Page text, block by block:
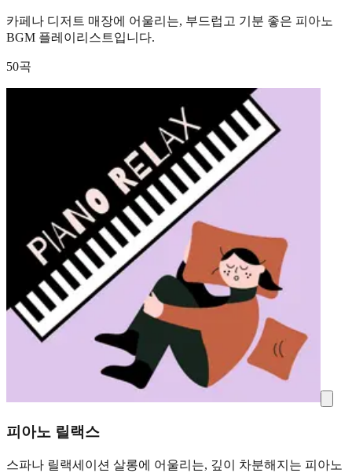
카페나 디저트 매장에 어울리는, 부드럽고 기분 좋은 피아노
BGM 플레이리스트입니다.
50곡
피아노 릴랙스
스파나 릴랙세이션 살롱에 어울리는, 깊이 차분해지는 피아노